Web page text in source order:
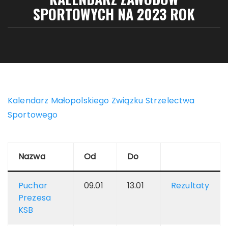
SPORTOWYCH NA 2023 ROK
Kalendarz Małopolskiego Związku Strzelectwa
Sportowego
Nazwa Od Do
Puchar
Prezesa
KSB
09.01 13.01 Rezultaty